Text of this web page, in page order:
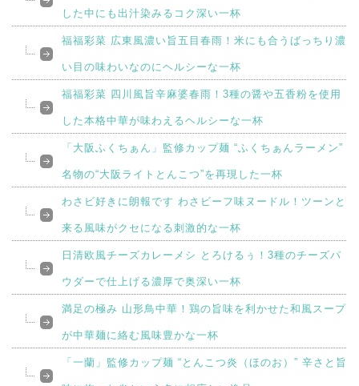
した中にも出汁染みるコク深い一杯
福福彩菜 広東風濃い旨五目春雨！米にも合うばっちり濃
い目の味わいなのにヘルシーな一杯
福福彩菜 四川風旨辛麻婆春雨！3種の醤や五香粉を使用
した本格中華が味わえるヘルシーな一杯
「大阪ふくちぁん」監修カップ麺 “ふくちぁんラーメン”
名物の“大阪ライトとんこつ”を再現した一杯
わさビ好きに朗報です わさビーフ味ヌードル！ツーンと
来る風味がクセになる刺激的な一杯
日清欧風チーズカレーメシ とろけるぅ！3種のチーズパ
ウダーで仕上げる濃厚で奥深い一杯
満足の極み 山形鳥中華！鶏の旨味を利かせた和風スープ
が中華麺に絡む風味豊かな一杯
「一蘭」監修カップ麺 “とんこつ炎（ほのお）” 辛さと旨